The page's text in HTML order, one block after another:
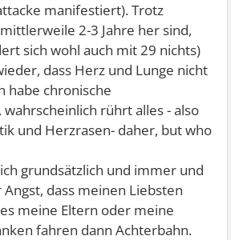
manifestiert). Trotz
2-3 Jahre her sind,
sich wohl auch mit 29 nichts)
dass Herz und Lunge nicht
habe chronische
rührt alles - also
und Herzrasen- daher, but who
grundsätzlich und immer und
dass meinen Liebsten
meine Eltern oder meine
fahren dann Achterbahn.